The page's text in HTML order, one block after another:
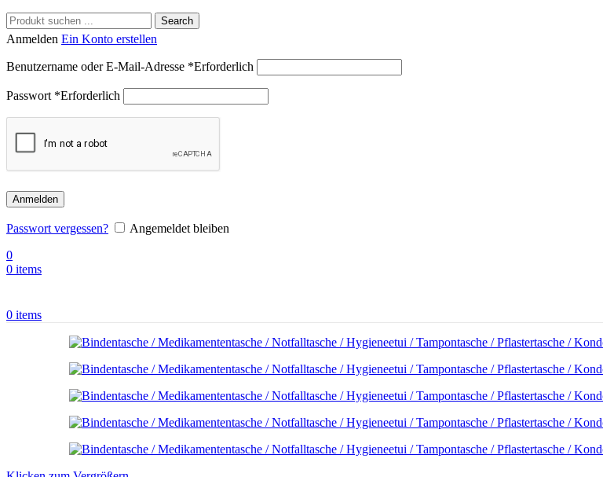
Search
Anmelden Ein Konto erstellen
Benutzername oder E-Mail-Adresse *Erforderlich
Passwort *Erforderlich
Anmelden
Passwort vergessen?
Angemeldet bleiben
0
0 items
0 items